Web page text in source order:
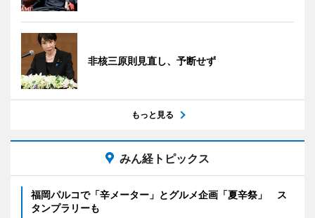
非核三原則見直し、予断せず
もっと見る
みん経トピックス
福岡パルコで「辛メーター」とグルメ企画「夏辛祭」 ス
タンプラリーも